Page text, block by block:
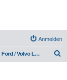
Anmelden
Ford / Volvo Lob & Kritik